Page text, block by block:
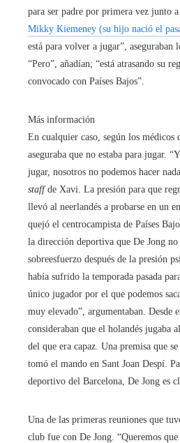
para ser padre por primera vez junto
Mikky Kiemeney (su hijo nació el
está para volver a jugar”, aseguraban
“Pero”, añadían; “está atrasando su
convocado con Países Bajos”.
Más información
En cualquier caso, según los médicos
aseguraba que no estaba para jugar.
jugar, nosotros no podemos hacer
staffde Xavi. La presión para que
llevó al neerlandés a probarse en un
quejó el centrocampista de Países
la dirección deportiva que De Jong
sobreesfuerzo después de la presión
había sufrido la temporada pasada
único jugador por el que podemos
muy elevado”, argumentaban. Desde
consideraban que el holandés jugaba
del que era capaz. Una premisa que
tomó el mando en Sant Joan Despí.
deportivo del Barcelona, De Jong es
Una de las primeras reuniones que
club fue con De Jong. “Queremos